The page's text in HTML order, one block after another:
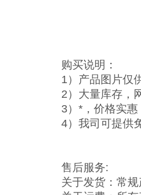
购买说明：
1）产品图片仅
2）大量库存，
3）*，价格实
4）我司可提供
售后服务:
关于发货：常